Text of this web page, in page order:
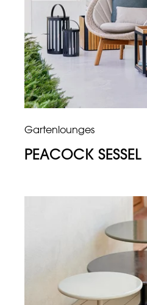
Gartenlounges
PEACOCK SESSEL